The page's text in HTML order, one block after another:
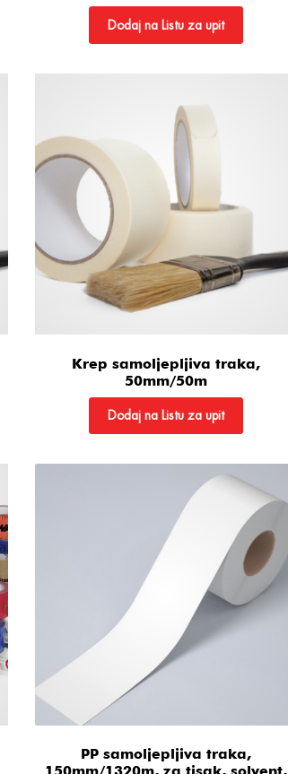
Dodaj na Listu za upit
Krep samoljepljiva traka,
50mm/50m
Dodaj na Listu za upit
PP samoljepljiva traka,